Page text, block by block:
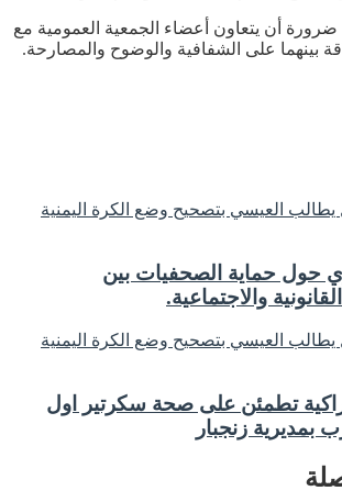
أن يتعاون أعضاء الجمعية العمومية مع
بينهما على الشفافية والوضوح والمصارحة.
حول حماية الصحفيات بين
والاجتماعية.
تطمئن على صحة سكرتير اول
بمديرية زنجبار